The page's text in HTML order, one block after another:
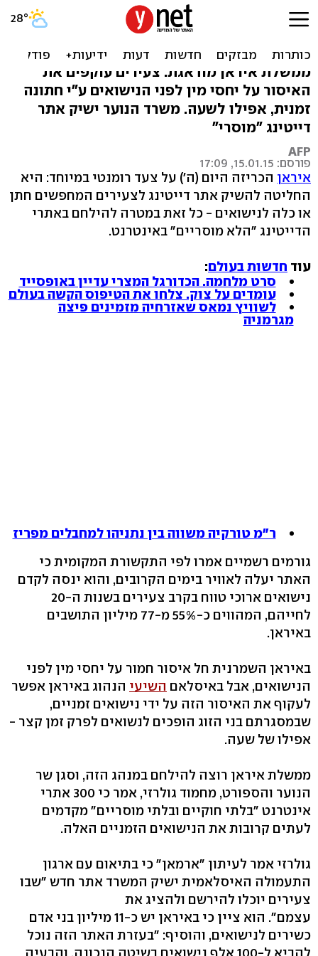
רוחאני, לאב מי: איראן
משיקה אתר דייטינג
ממשלת איראן מודאגת: צעירים עוקפים את
האיסור על יחסי מין לפני הנישואים ע"י חתונה
זמנית, אפילו לשעה. משרד הנוער ישיק אתר
דייטינג "מוסרי"
AFP
פורסם: 15.01.15, 17:09
איראן הכריזה היום (ה') על צעד רומנטי במיוחד: היא
החליטה להשיק אתר דייטינג לצעירים המחפשים חתן
או כלה לנישואים - כל זאת במטרה להילחם באתרי
הדייטינג "הלא מוסריים" באינטרנט.
עוד חדשות בעולם:
סרט מלחמה. הכדורגל המצרי עדיין באופסייד
עומדים על צוק. צלחו את הטיפוס הקשה בעולם
לשוויץ נמאס שאזרחיה מזמינים פיצה
מגרמניה
ר"מ טורקיה משווה בין נתניהו למחבלים מפריז
גורמים רשמיים אמרו לפי התקשורת המקומית כי
האתר יעלה לאוויר בימים הקרובים, והוא ינסה לקדם
נישואים ארוכי טווח בקרב צעירים בשנות ה-20
לחייהם, המהווים כ-55% מ-77 מיליון התושבים
באיראן.
באיראן השמרנית חל איסור חמור על יחסי מין לפני
הנישואים, אבל באיסלאם השיעי הנהוג באיראן אפשר
לעקוף את האיסור הזה על ידי נישואים זמניים,
שבמסגרתם בני הזוג הופכים לנשואים לפרק זמן קצר -
אפילו של שעה.
ממשלת איראן רוצה להילחם במנהג הזה, וסגן שר
הנוער והספורט, מחמוד גולרזי, אמר כי 300 אתרי
אינטרנט "בלתי חוקיים ובלתי מוסריים" מקדמים
לעתים קרובות את הנישואים הזמניים האלה.
גולרזי אמר לעיתון "ארמאן" כי בתיאום עם ארגון
התעמולה האיסלאמית ישיק המשרד אתר חדש "שבו
צעירים יוכלו להירשם ולהציג את
עצמם". הוא ציין כי באיראן יש כ-11 מיליון בני אדם
כשירים לנישואים, והוסיף: "בעזרת האתר הזה נוכל